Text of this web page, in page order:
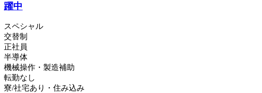
躍中
スペシャル
交替制
正社員
半導体
機械操作・製造補助
転勤なし
寮/社宅あり・住み込み